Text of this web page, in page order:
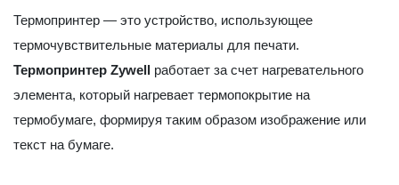
Термопринтер — это устройство, использующее
термочувствительные материалы для печати.
Термопринтер Zywell работает за счет нагревательного
элемента, который нагревает термопокрытие на
термобумаге, формируя таким образом изображение или
текст на бумаге.